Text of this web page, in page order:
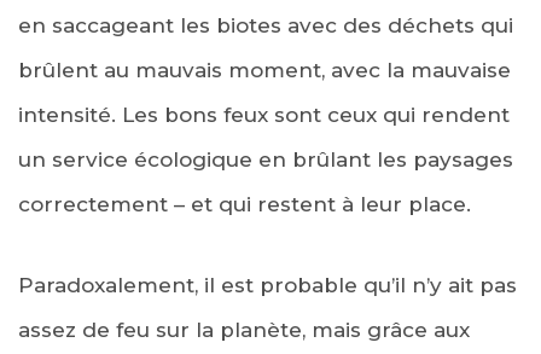
en saccageant les biotes avec des déchets qui
brûlent au mauvais moment, avec la mauvaise
intensité. Les bons feux sont ceux qui rendent
un service écologique en brûlant les paysages
correctement – et qui restent à leur place.
Paradoxalement, il est probable qu’il n’y ait pas
assez de feu sur la planète, mais grâce aux